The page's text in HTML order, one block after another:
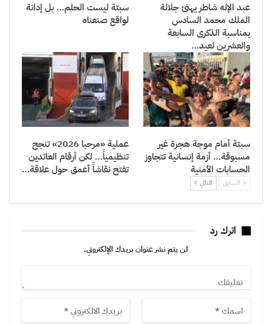
عبد الإله شاطر يهنئ جلالة
الملك محمد السادس
بمناسبة الذكرى السابعة
والعشرين لعيد…
سبتة ليست الحلم… بل إدانة
لواقع صنعناه
سبتة أمام موجة هجرة غير
مسبوقة… أزمة إنسانية تتجاوز
الحسابات الأمنية
عملية «مرحبا 2026» تنجح
تنظيمياً… لكن أرقام العائدين
تفتح نقاشاً أعمق حول علاقة…
السابق التالي
اترك رد
لن يتم نشر عنوان بريدك الإلكتروني.